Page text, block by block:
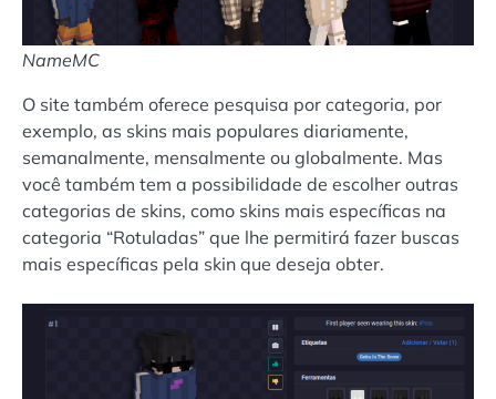
NameMC
O site também oferece pesquisa por categoria, por
exemplo, as skins mais populares diariamente,
semanalmente, mensalmente ou globalmente. Mas
você também tem a possibilidade de escolher outras
categorias de skins, como skins mais específicas na
categoria “Rotuladas” que lhe permitirá fazer buscas
mais específicas pela skin que deseja obter.